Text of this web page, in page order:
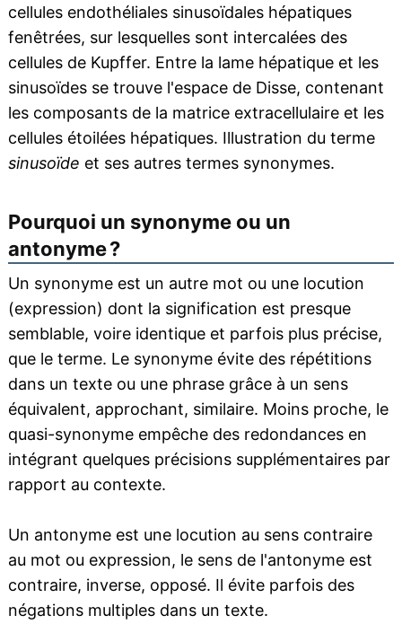
cellules endothéliales sinusoïdales hépatiques
fenêtrées, sur lesquelles sont intercalées des
cellules de Kupffer. Entre la lame hépatique et les
sinusoïdes se trouve l'espace de Disse, contenant
les composants de la matrice extracellulaire et les
cellules étoilées hépatiques. Illustration du terme
sinusoïde et ses autres termes synonymes.
Pourquoi un synonyme ou un
antonyme ?
Un synonyme est un autre mot ou une locution
(expression) dont la signification est presque
semblable, voire identique et parfois plus précise,
que le terme. Le synonyme évite des répétitions
dans un texte ou une phrase grâce à un sens
équivalent, approchant, similaire. Moins proche, le
quasi-synonyme empêche des redondances en
intégrant quelques précisions supplémentaires par
rapport au contexte.
Un antonyme est une locution au sens contraire
au mot ou expression, le sens de l'antonyme est
contraire, inverse, opposé. Il évite parfois des
négations multiples dans un texte.